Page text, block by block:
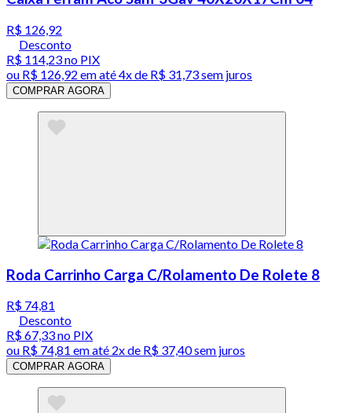
R$ 126,92
Desconto
R$ 114,23no PIX
ou R$ 126,92 em até4x de R$ 31,73 sem juros
COMPRAR AGORA
Roda Carrinho Carga C/Rolamento De Rolete 8
R$ 74,81
Desconto
R$ 67,33no PIX
ou R$ 74,81 em até 2x de R$ 37,40 sem juros
COMPRAR AGORA